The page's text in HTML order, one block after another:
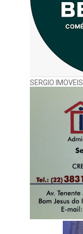
SERGIO IMOVEIS